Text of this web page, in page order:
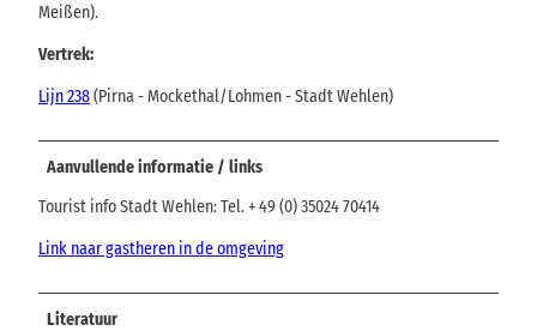
Meißen).
Vertrek:
Lijn 238(Pirna - Mockethal/Lohmen - Stadt Wehlen)
Aanvullende informatie / links
Tourist info Stadt Wehlen: Tel. + 49 (0) 35024 70414
Link naar gastheren in de omgeving
Literatuur